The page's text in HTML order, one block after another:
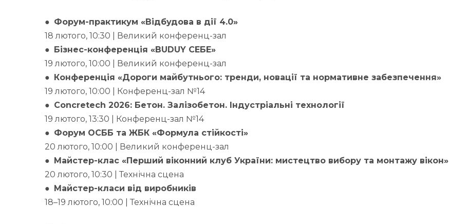
● Форум-практикум «Відбудова в дії 4.0»
18 лютого, 10:30 | Великий конференц-зал
● Бізнес-конференція «BUDUY СЕБЕ»
19 лютого, 10:00 | Великий конференц-зал
● Конференція «Дороги майбутнього: тренди, новації та нормативне забезпечення»
19 лютого, 10:00 | Конференц-зал №14
● Concretech 2026: Бетон. Залізобетон. Індустріальні технології
19 лютого, 13:30 | Конференц-зал №14
● Форум ОСББ та ЖБК «Формула стійкості»
20 лютого, 10:00 | Великий конференц-зал
● Майстер-клас «Перший віконний клуб України: мистецтво вибору та монтажу вікон»
20 лютого, 10:30 | Технічна сцена
● Майстер-класи від виробників
18–19 лютого, 10:00 | Технічна сцена